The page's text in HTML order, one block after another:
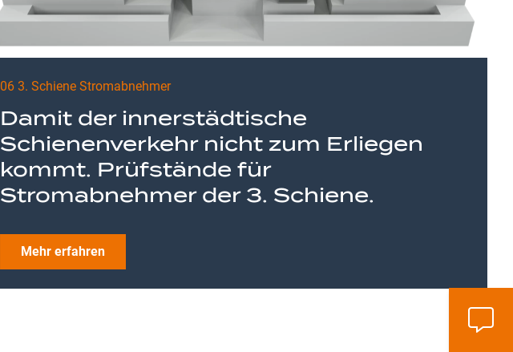
06 3. Schiene Stromabnehmer
Damit der innerstädtische
Schienenverkehr nicht zum Erliegen
kommt. Prüfstände für
Stromabnehmer der 3. Schiene.
Mehr erfahren